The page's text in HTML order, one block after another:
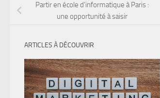
Partir en école d’informatique à Paris :
une opportunité à saisir
ARTICLES À DÉCOUVRIR